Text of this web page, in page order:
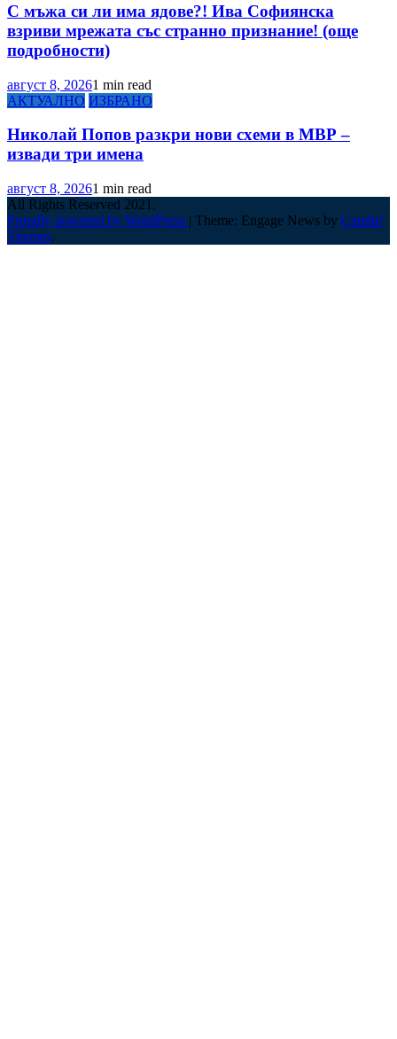
С мъжа си ли има ядове?! Ива Софиянска
взриви мрежата със странно признание! (още
подробности)
август 8, 20261 min read
АКТУАЛНО ИЗБРАНО
Николай Попов разкри нови схеми в МВР –
извади три имена
август 8, 20261 min read
All Rights Reserved 2021.
Proudly powered by WordPress | Theme: Engage News by Candid
Themes.